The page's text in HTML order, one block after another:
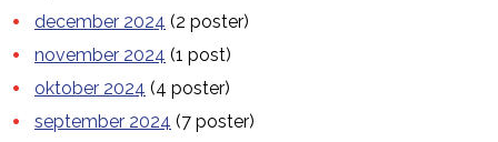
december 2024 (2 poster)
november 2024 (1 post)
oktober 2024 (4 poster)
september 2024 (7 poster)